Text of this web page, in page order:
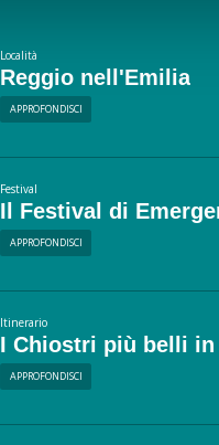
Località
Reggio nell'Emilia
APPROFONDISCI
Festival
Il Festival di
APPROFONDISCI
Itinerario
I Chiostri più belli
APPROFONDISCI